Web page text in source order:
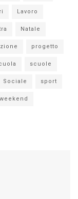
Lavoro
Natale
progetto
scuole
Sociale sport
weekend